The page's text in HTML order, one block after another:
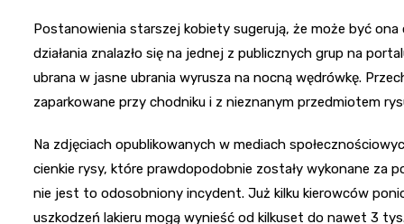
Postanowienia starszej kobiety sugerują, że może być
działania znalazło się na jednej z publicznych grup na
ubrana w jasne ubrania wyrusza na nocną wędrówkę.
zaparkowane przy chodniku i z nieznanym przedmiotem
Na zdjęciach opublikowanych w mediach
cienkie rysy, które prawdopodobnie zostały wykonane za
nie jest to odosobniony incydent. Już kilku kierowców
uszkodzeń lakieru mogą wynieść od kilkuset do nawet 3